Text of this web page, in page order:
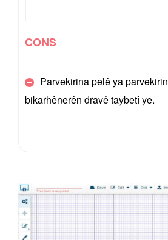
CONS
Parvekirina pelê ya
bikarhênerên dravê taybetî ye.